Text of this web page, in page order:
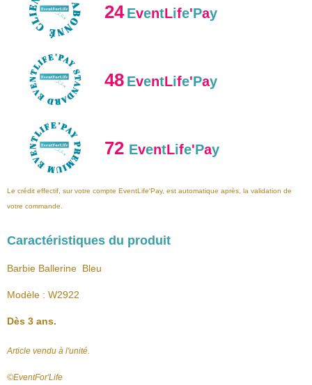
24 EventLife'Pay
48 EventLife'Pay
72 EventLife'Pay
Le crédit effectif, sur votre compte EventLife'Pay, est automatique après, la validation de
votre commande.
Caractéristiques du produit
Barbie Ballerine Bleu
Modèle : W2922
Dès 3 ans.
Article vendu à l'unité.
©️EventFor'Life